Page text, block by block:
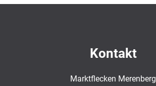
Kontakt
Marktflecken Merenberg